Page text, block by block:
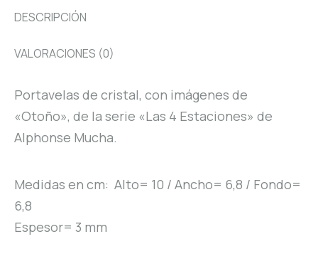
DESCRIPCIÓN
VALORACIONES (0)
Portavelas de cristal, con imágenes de
«Otoño», de la serie «Las 4 Estaciones» de
Alphonse Mucha.
Medidas en cm: Alto= 10 / Ancho= 6,8 / Fondo=
6,8
Espesor= 3 mm